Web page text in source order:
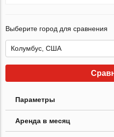
Выберите город для сравнения
Параметры
Аренда в месяц